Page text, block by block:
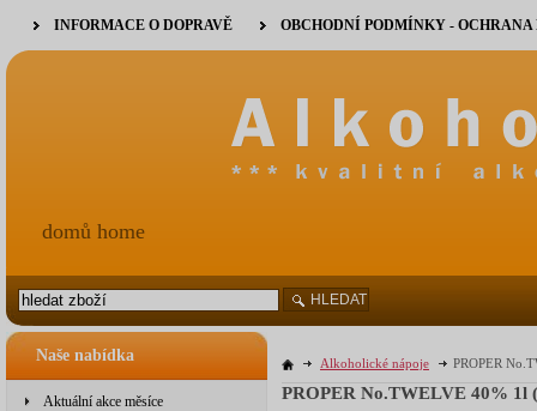
Naše nabídka
Aktuální akce měsíce
Alkoholické nápoje PROPER
PROPER No.TWELVE 40% 1l
INFORMACE O DOPRAVĚ OBCHODNÍ PODMÍNKY -
domů home
HLEDAT